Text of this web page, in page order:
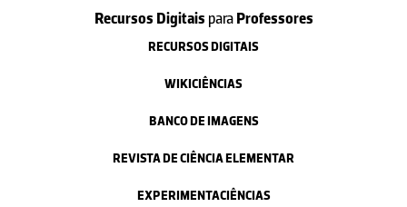
Recursos Digitais paraProfessores
RECURSOS DIGITAIS
WIKICIÊNCIAS
BANCO DE IMAGENS
REVISTA DE CIÊNCIA ELEMENTAR
EXPERIMENTACIÊNCIAS